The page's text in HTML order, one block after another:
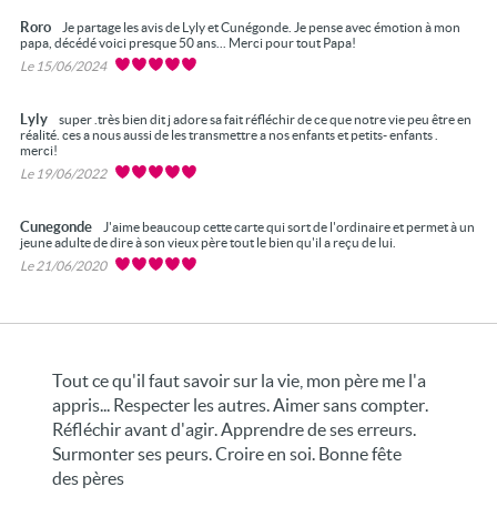
Roro
Je partage les avis de Lyly et Cunégonde. Je pense avec émotion à mon
papa, décédé voici presque 50 ans... Merci pour tout Papa!
Le 15/06/2024
Lyly
super .très bien dit j adore sa fait réfléchir de ce que notre vie peu être en
réalité. ces a nous aussi de les transmettre a nos enfants et petits- enfants .
merci!
Le 19/06/2022
Cunegonde
J'aime beaucoup cette carte qui sort de l'ordinaire et permet à un
jeune adulte de dire à son vieux père tout le bien qu'il a reçu de lui.
Le 21/06/2020
Tout ce qu'il faut savoir sur la vie, mon père me l'a
appris... Respecter les autres. Aimer sans compter.
Réfléchir avant d'agir. Apprendre de ses erreurs.
Surmonter ses peurs. Croire en soi. Bonne fête
des pères